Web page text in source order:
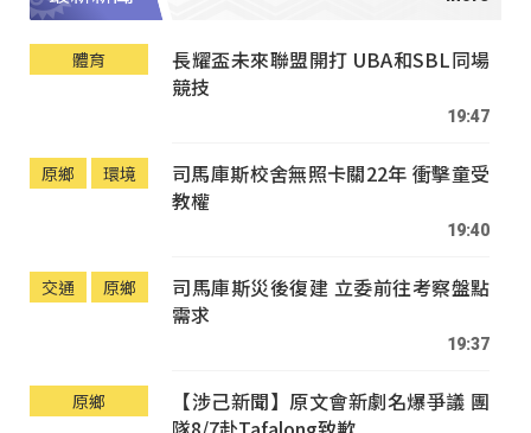
體育
長耀盃未來聯盟開打 UBA和SBL同場
競技
19:47
原鄉 環境
司馬庫斯校舍無照卡關22年 衝擊童受
教權
19:40
交通 原鄉
司馬庫斯災後復建 立委前往考察盤點
需求
19:37
原鄉
【涉己新聞】原文會新劇名爆爭議 團